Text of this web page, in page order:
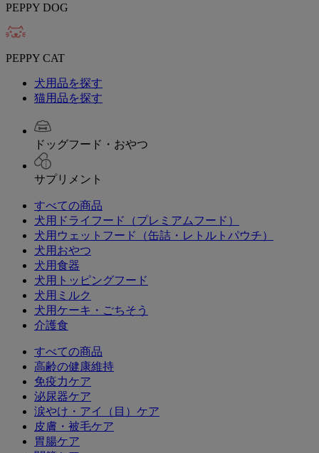
PEPPY DOG
PEPPY CAT
犬用品を探す
猫用品を探す
ドッグフード・おやつ
サプリメント
すべての商品
犬用ドライフード（プレミアムフード）
犬用ウェットフード（缶詰・レトルトパウチ）
犬用おやつ
犬用食器
犬用トッピングフード
犬用ミルク
犬用ケーキ・ごちそう
介護食
すべての商品
高齢の健康維持
免疫力ケア
泌尿器ケア
涙やけ・アイ（目）ケア
皮膚・被毛ケア
胃腸ケア